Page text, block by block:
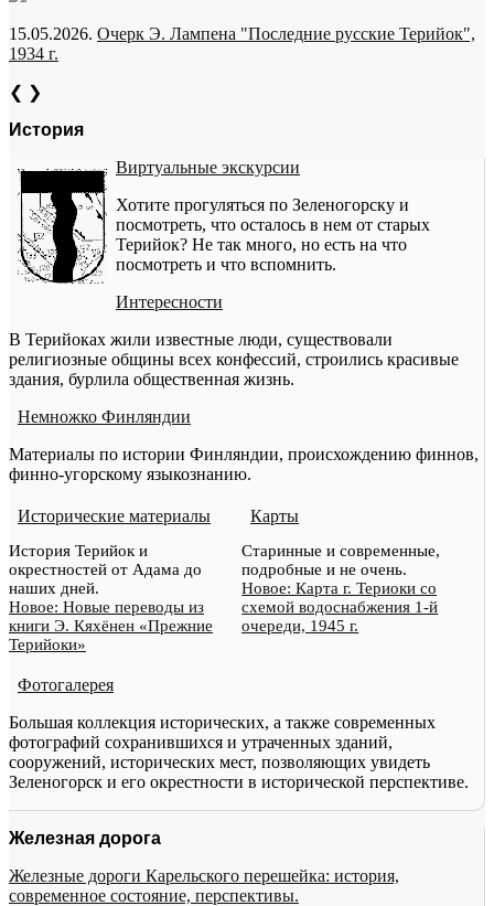
15.05.2026. Очерк Э. Лампена "Последние русские Терийок",
1934 г.
❮ ❯
История
Виртуальные экскурсии
Хотите прогуляться по Зеленогорску и
посмотреть, что осталось в нем от старых
Терийок? Не так много, но есть на что
посмотреть и что вспомнить.
Интересности
В Терийоках жили известные люди, существовали
религиозные общины всех конфессий, строились красивые
здания, бурлила общественная жизнь.
Немножко Финляндии
Материалы по истории Финляндии, происхождению финнов,
финно-угорскому языкознанию.
Исторические материалы
История Терийок и
окрестностей от Адама до
наших дней.
Новое: Новые переводы из
книги Э. Кяхёнен «Прежние
Терийоки»
Карты
Старинные и современные,
подробные и не очень.
Новое: Карта г. Териоки со
схемой водоснабжения 1-й
очереди, 1945 г.
Фотогалерея
Большая коллекция исторических, а также современных
фотографий сохранившихся и утраченных зданий,
сооружений, исторических мест, позволяющих увидеть
Зеленогорск и его окрестности в исторической перспективе.
Железная дорога
Железные дороги Карельского перешейка: история,
современное состояние, перспективы.